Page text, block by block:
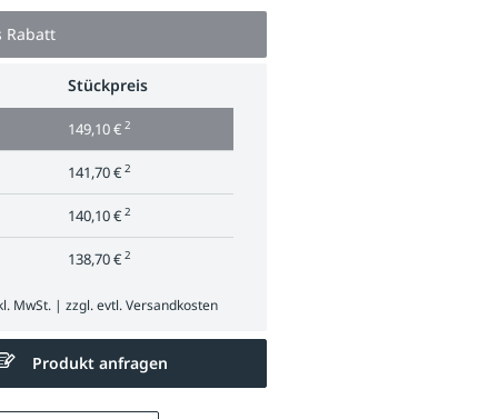
Rabatt
Stückpreis
149,10 € 2
141,70 € 2
140,10 € 2
138,70 € 2
MwSt. | zzgl. evtl.Versandkosten
Produkt anfragen